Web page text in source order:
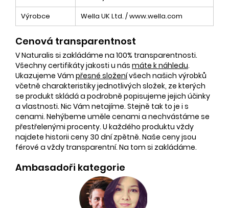
Výrobce
Wella UK Ltd. / www.wella.com
Cenová transparentnost
V Naturalis si zakládáme na 100% transparentnosti.
Všechny certifikáty jakosti u nás máte k náhledu.
Ukazujeme Vám přesné složenívšech našich výrobků
včetně charakteristiky jednotlivých složek, ze kterých
se produkt skládá a podrobně popisujeme jejich účinky
a vlastnosti. Nic Vám netajíme. Stejně tak to je i s
cenami. Nehýbeme uměle cenami a nechvástáme se
přestřelenými procenty. U každého produktu vždy
najdete historii ceny 30 dní zpětně. Naše ceny jsou
férové a vždy transparentní. Na tom si zakládáme.
Ambasadoři kategorie